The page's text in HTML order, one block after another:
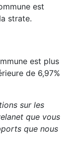
est
strate.
est plus
de 6,97%
sur les
que vous
que nous